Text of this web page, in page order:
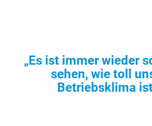
„Es ist immer wieder
sehen, wie toll
Betriebsklima